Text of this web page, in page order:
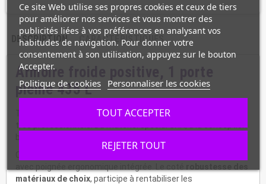
DESCRIPTION CARACTÉRISTIQUES
Armoire froide positive, 1 porte
pleine 435 L
True vous propose cette gamme de réfrigérateurs positifs
matériaux de choix, participe à rentabiliser les
Ce site Web utilise ses propres cookies et ceux de tiers
pour améliorer nos services et vous montrer des
publicités liées à vos préférences en analysant vos
habitudes de navigation. Pour donner votre
consentement à son utilisation, appuyez sur le bouton
Accepter.
Politique de cookies Personnaliser les cookies
REJETER TOUT
TOUT ACCEPTER